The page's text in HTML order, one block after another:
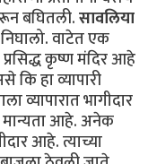
बघितली.सावलिया
वाटेत एक
कृष्ण मंदिर आहे
कि हा व्यापारी
व्यापारात भागीदार
आहे. अनेक
आहे. त्याच्या